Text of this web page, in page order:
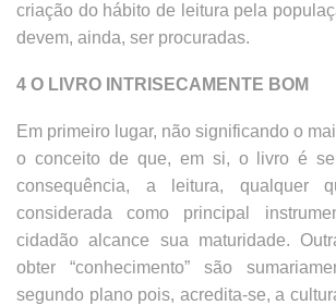
criação do hábito de leitura pela
devem, ainda, ser procuradas.
4 O LIVRO INTRISECAMENTE BOM
Em primeiro lugar, não significando o
o conceito de que, em si, o livro é
consequência, a leitura, qualquer
considerada como principal
cidadão alcance sua maturidade.
obter “conhecimento” são
segundo plano pois, acredita-se, a